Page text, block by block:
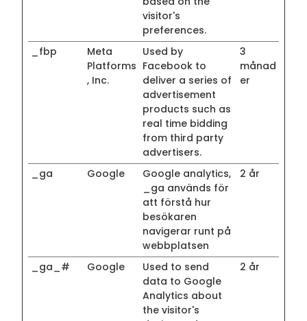
visitor's
preferences.
_fbp
Meta
Platforms
, Inc.
Used by
Facebook to
deliver a series of
advertisement
products such as
real time bidding
from third party
advertisers.
3
månad
er
_ga Google
Google analytics,
_ga används för
att förstå hur
besökaren
navigerar runt på
webbplatsen
2 år
_ga_# Google
Used to send
data to Google
Analytics about
the visitor's
2 år